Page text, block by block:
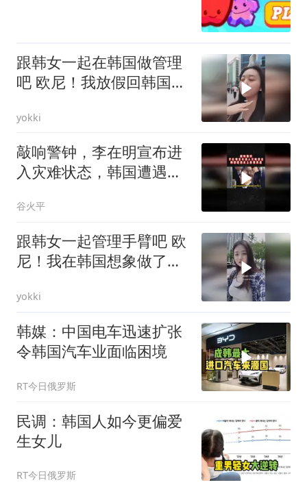
跟韩女一起在韩国做管理
吧 欧尼！我放假回韩国啦
yokki
敲响警钟，李在明宣布进
入灾难状态，韩国遭遇史
谷火平
跟韩女一起管理手臂吧 欧
尼！我在韩国想象做了身
yokki
韩媒：中国电车迅速扩张
令韩国汽车业面临困境
RT今日俄罗斯
民调：韩国人如今更偏爱
生女儿
RT今日俄罗斯